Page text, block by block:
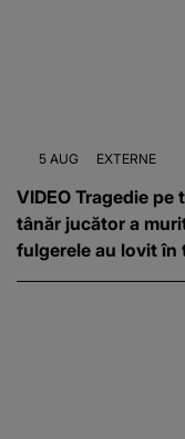
5 AUG EXTERNE
VIDEO Tragedie
tânăr jucător a
fulgerele au lovit în